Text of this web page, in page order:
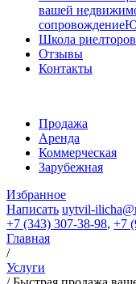
вашей
сопровождение
Школа риелторов
Отзывы
Контакты
Продажа
Аренда
Коммерческая
Зарубежная
Избранное
Написать uytvil-
+7 (343) 307-38-98, +7
Главная
/
Услуги